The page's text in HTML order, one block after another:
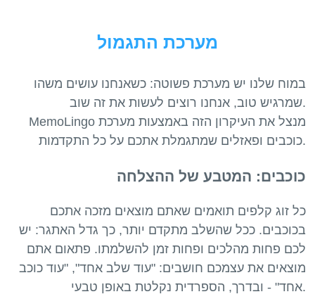
מערכת התגמול
במוח שלנו יש מערכת פשוטה: כשאנחנו עושים משהו
שמרגיש טוב, אנחנו רוצים לעשות את זה שוב.
MemoLingo מנצל את העיקרון הזה באמצעות מערכת
כוכבים: המטבע של ההצלחה
כל זוג קלפים תואמים שאתם מוצאים מזכה אתכם
בכוכבים. ככל שהשלב מתקדם יותר, כך גדל האתגר: יש
לכם פחות מהלכים ופחות זמן להשלמתו. פתאום אתם
מוצאים את עצמכם חושבים: "עוד שלב אחד", "עוד כוכב
אחד" - ובדרך, הספרדית נקלטת באופן טבעי.